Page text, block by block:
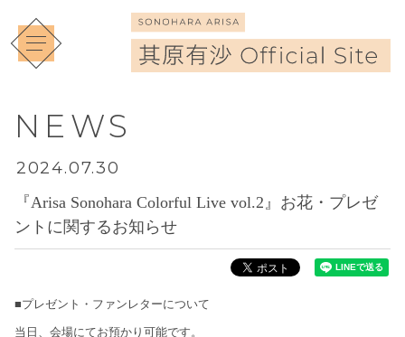
NEWS
2024.07.30
『Arisa Sonohara Colorful Live vol.2』お花・プレゼ
ントに関するお知らせ
■プレゼント・ファンレターについて
当日、会場にてお預かり可能です。